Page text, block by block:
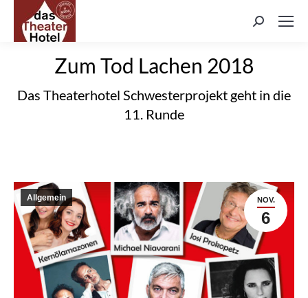
Search:
Zum Tod Lachen 2018
Das Theaterhotel Schwesterprojekt geht in die
11. Runde
NOV.
6
Allgemein